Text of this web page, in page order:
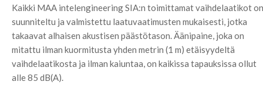
Kaikki MAA intelengineering SIA:n toimittamat vaihdelaatikot on
suunniteltu ja valmistettu laatuvaatimusten mukaisesti, jotka
takaavat alhaisen akustisen päästötason. Äänipaine, joka on
mitattu ilman kuormitusta yhden metrin (1 m) etäisyydeltä
vaihdelaatikosta ja ilman kaiuntaa, on kaikissa tapauksissa ollut
alle 85 dB(A).